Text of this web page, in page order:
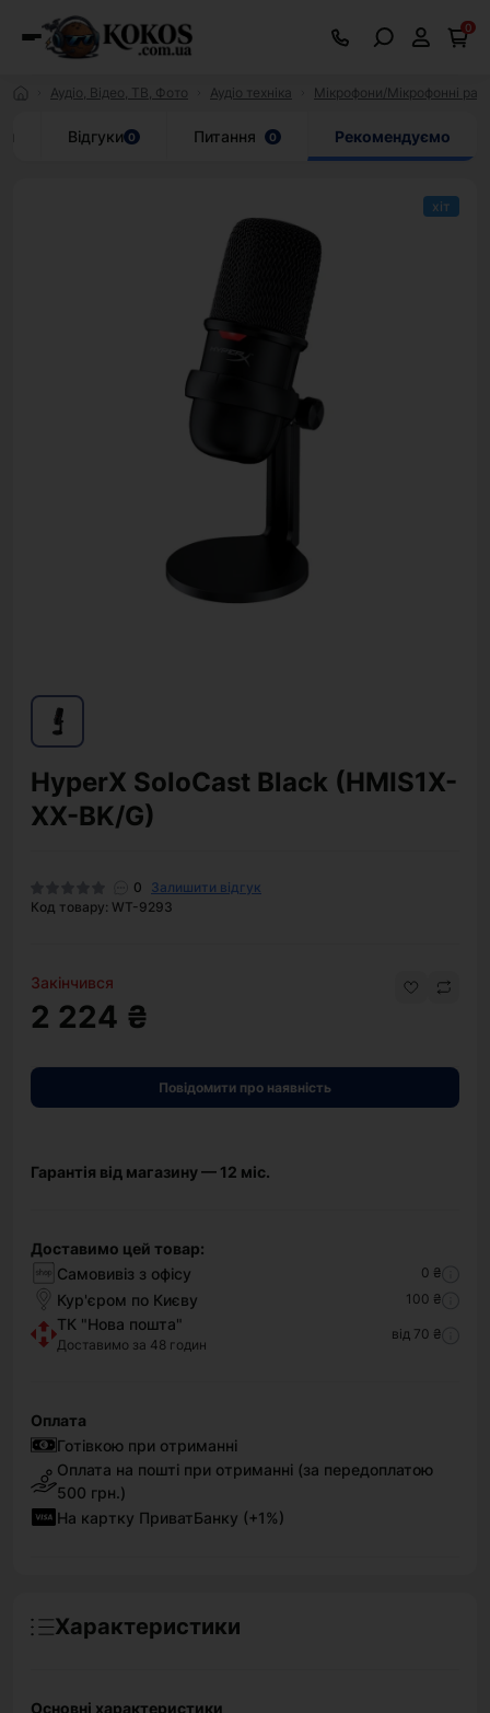
0
Аудіо, Відео, ТВ, Фото Аудіо техніка Мікрофони/Мікрофонні
Відгуки 0 Питання 0 Рекомендуємо
хіт
HyperX SoloCast Black (HMIS1X-
XX-BK/G)
0
Залишити відгук
Код товару: WT-9293
Закінчився
2 224 ₴
Повідомити про наявність
Гарантія від магазину — 12 міс.
Доставимо цей товар:
Самовивіз з офісу
0 ₴
Кур'єром по Києву 100 ₴
ТК "Нова пошта"
Доставимо за 48 годин
від 70 ₴
Оплата
Готівкою при отриманні
Оплата на пошті при отриманні (за передоплатою
500 грн.)
На картку ПриватБанку (+1%)
Характеристики
Основні характеристики